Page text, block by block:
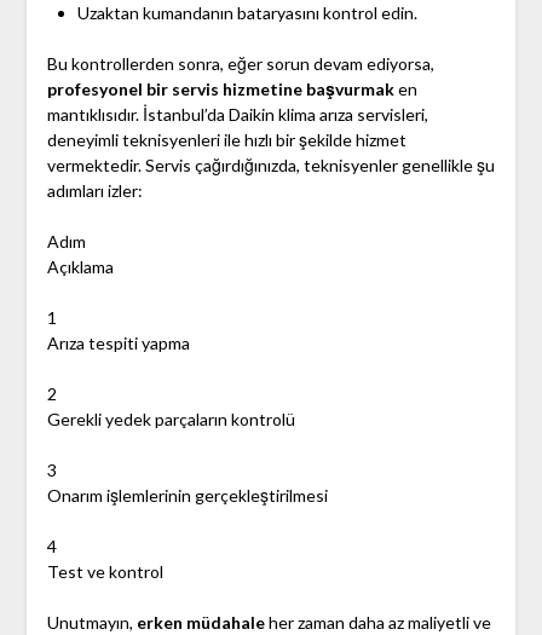
Uzaktan kumandanın bataryasını kontrol edin.
Bu kontrollerden sonra, eğer sorun devam ediyorsa,
profesyonel bir servis hizmetine başvurmaken
mantıklısıdır. İstanbul’da Daikin klima arıza servisleri,
deneyimli teknisyenleri ile hızlı bir şekilde hizmet
vermektedir. Servis çağırdığınızda, teknisyenler genellikle şu
adımları izler:
Adım
Açıklama
1
Arıza tespiti yapma
2
Gerekli yedek parçaların kontrolü
3
Onarım işlemlerinin gerçekleştirilmesi
4
Test ve kontrol
Unutmayın, erken müdahaleher zaman daha az maliyetli ve